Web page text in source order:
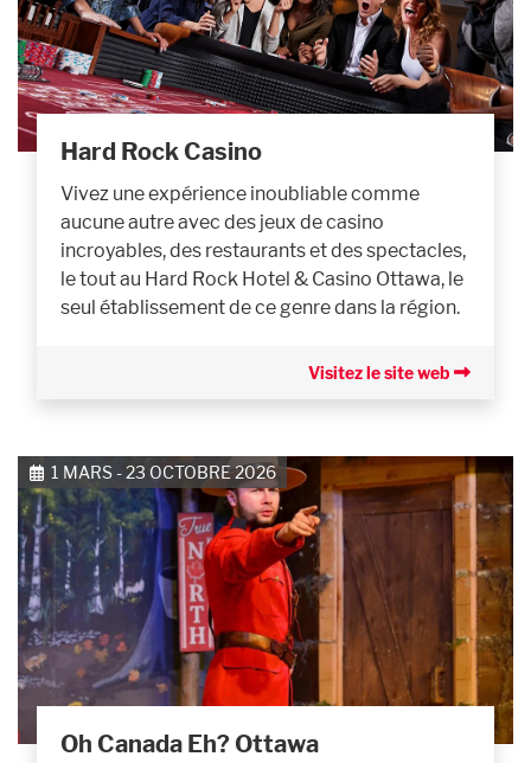
Hard Rock Casino
Vivez une expérience inoubliable comme
aucune autre avec des jeux de casino
incroyables, des restaurants et des spectacles,
le tout au Hard Rock Hotel & Casino Ottawa, le
seul établissement de ce genre dans la région.
Visitez le site web
1 MARS - 23 OCTOBRE 2026
Oh Canada Eh? Ottawa